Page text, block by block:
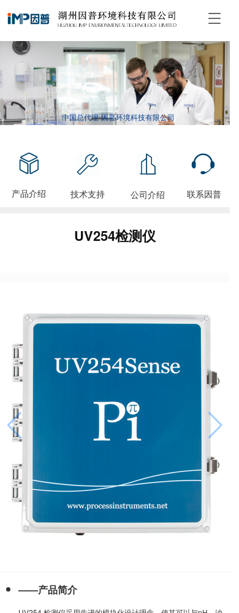
T
g
g
l
e
a
v
i
t
o
n
中国总代理·因普环境科技有限公司
产品介绍 技术支持 公司介绍 联系因普
UV254检测仪
——产品简介